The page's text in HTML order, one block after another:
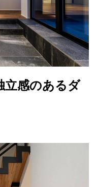
立感のあるダ